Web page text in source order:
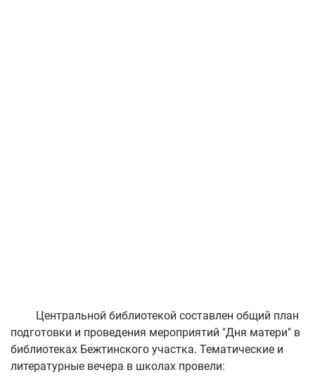
Центральной библиотекой составлен общий план
подготовки и проведения мероприятий "Дня матери" в
библиотеках Бежтинского участка. Тематические и
литературные вечера в школах провели: